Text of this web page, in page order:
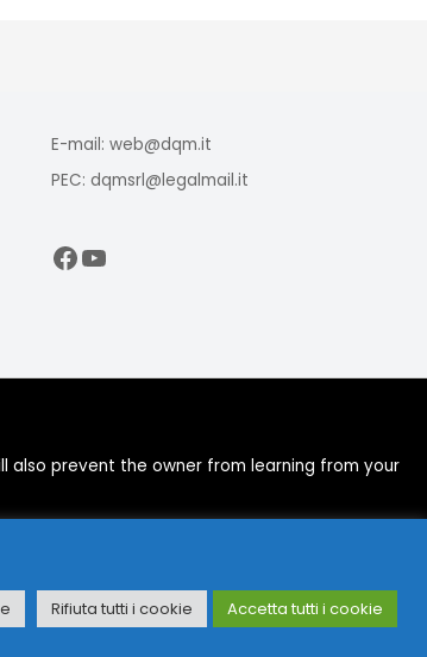
E-mail: web@dqm.it
PEC: dqmsrl@legalmail.it
Facebook
YouTube
also prevent the owner from learning from your
Rifiuta tutti i cookie Accetta tutti i cookie